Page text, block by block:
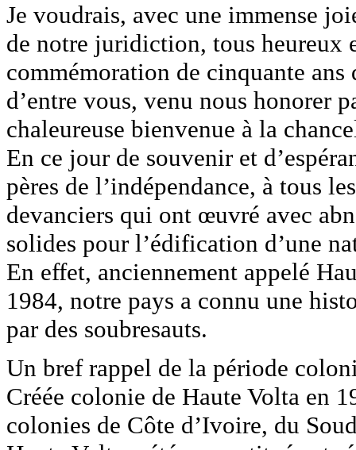
Je voudrais, avec une immense
de notre juridiction, tous heureux
commémoration de cinquante ans
d’entre vous, venu nous honorer
chaleureuse bienvenue à la
En ce jour de souvenir et
pères de l’indépendance, à tous
devanciers qui ont œuvré avec
solides pour l’édification d’une
En effet, anciennement appelé
1984, notre pays a connu une
par des soubresauts.
Un bref rappel de la période
Créée colonie de Haute Volta en
colonies de Côte d’Ivoire, du